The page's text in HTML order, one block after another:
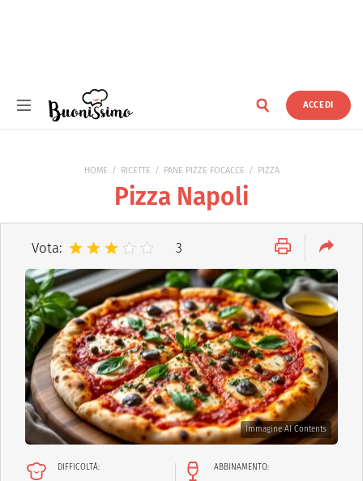
ACCEDI
HOME RICETTE PANE PIZZE FOCACCE PIZZA
Pizza Napoli
Vota: 3
Immagine AI Contents
DIFFICOLTÀ: ABBINAMENTO: